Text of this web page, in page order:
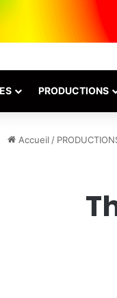
PRODUCTIONS
Accueil /